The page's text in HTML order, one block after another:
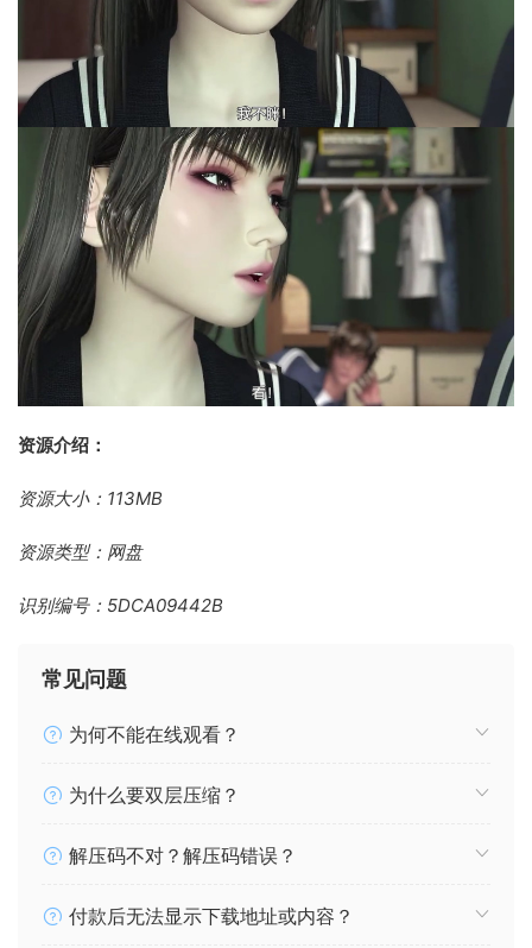
资源介绍：
资源大小：113MB
资源类型：网盘
识别编号：5DCA09442B
常见问题
为何不能在线观看？
为什么要双层压缩？
解压码不对？解压码错误？
付款后无法显示下载地址或内容？